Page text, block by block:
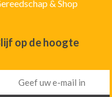
& Shop
op de hoogte